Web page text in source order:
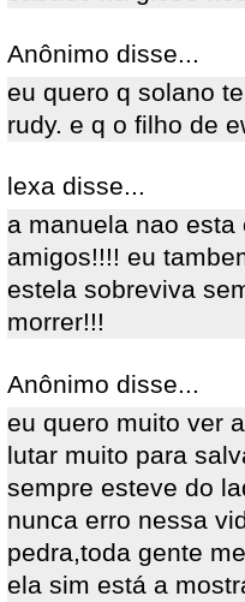
Anônimo disse...
eu quero q solano
rudy. e q o filho de
lexa disse...
a manuela nao
amigos!!!! eu
estela sobreviva
morrer!!!
Anônimo disse...
eu quero muito ver
lutar muito para
sempre esteve do
nunca erro nessa
pedra,toda gente
ela sim está a